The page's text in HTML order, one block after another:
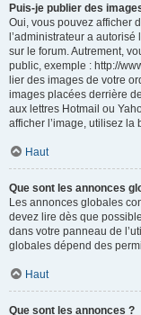
Puis-je publier des
Oui, vous pouvez afficher
l’administrateur a
sur le forum. Autrement,
public, exemple : http://
lier des images de votre
images placées derrière
aux lettres Hotmail ou
afficher l’image, utilisez la
Haut
Que sont les annonces
Les annonces globales
devez lire dès que
dans votre panneau de
globales dépend des
Haut
Que sont les annonces ?